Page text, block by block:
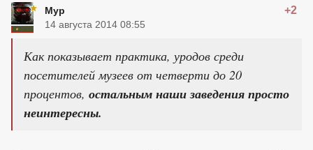
Мур +2
14 августа 2014 08:55
Как показывает практика, уродов среди
посетителей музеев от четверти до 20
процентов, остальным наши заведения просто
неинтересны.